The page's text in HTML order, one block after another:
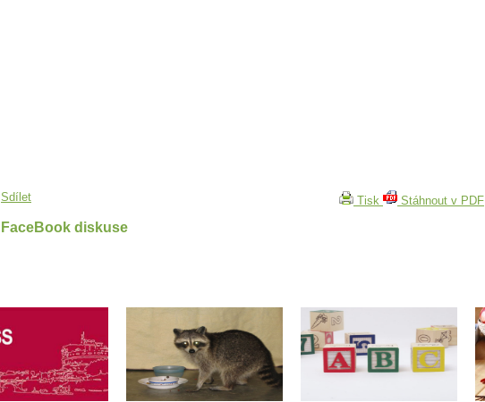
Sdílet Tisk Stáhnout v PDF
FaceBook diskuse